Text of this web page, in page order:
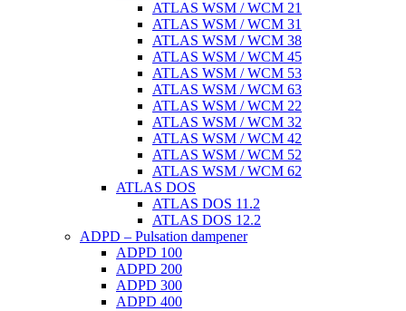
ATLAS WSM / WCM 21
ATLAS WSM / WCM 31
ATLAS WSM / WCM 38
ATLAS WSM / WCM 45
ATLAS WSM / WCM 53
ATLAS WSM / WCM 63
ATLAS WSM / WCM 22
ATLAS WSM / WCM 32
ATLAS WSM / WCM 42
ATLAS WSM / WCM 52
ATLAS WSM / WCM 62
ATLAS DOS
ATLAS DOS 11.2
ATLAS DOS 12.2
ADPD – Pulsation dampener
ADPD 100
ADPD 200
ADPD 300
ADPD 400